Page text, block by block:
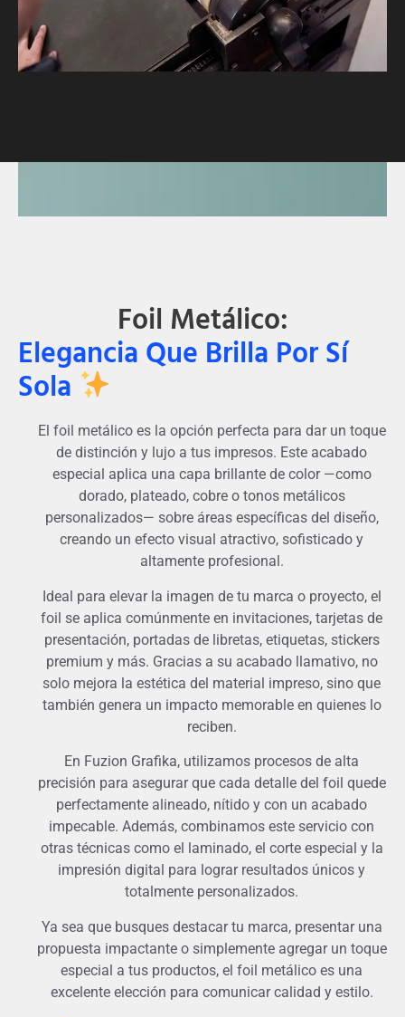
Foil Metálico:
Elegancia Que Brilla Por Sí
Sola
El foil metálico es la opción perfecta para dar un toque
de distinción y lujo a tus impresos. Este acabado
especial aplica una capa brillante de color —como
dorado, plateado, cobre o tonos metálicos
personalizados— sobre áreas específicas del diseño,
creando un efecto visual atractivo, sofisticado y
altamente profesional.
Ideal para elevar la imagen de tu marca o proyecto, el
foil se aplica comúnmente en invitaciones, tarjetas de
presentación, portadas de libretas, etiquetas, stickers
premium y más. Gracias a su acabado llamativo, no
solo mejora la estética del material impreso, sino que
también genera un impacto memorable en quienes lo
reciben.
En Fuzion Grafika, utilizamos procesos de alta
precisión para asegurar que cada detalle del foil quede
perfectamente alineado, nítido y con un acabado
impecable. Además, combinamos este servicio con
otras técnicas como el laminado, el corte especial y la
impresión digital para lograr resultados únicos y
totalmente personalizados.
Ya sea que busques destacar tu marca, presentar una
propuesta impactante o simplemente agregar un toque
especial a tus productos, el foil metálico es una
excelente elección para comunicar calidad y estilo.